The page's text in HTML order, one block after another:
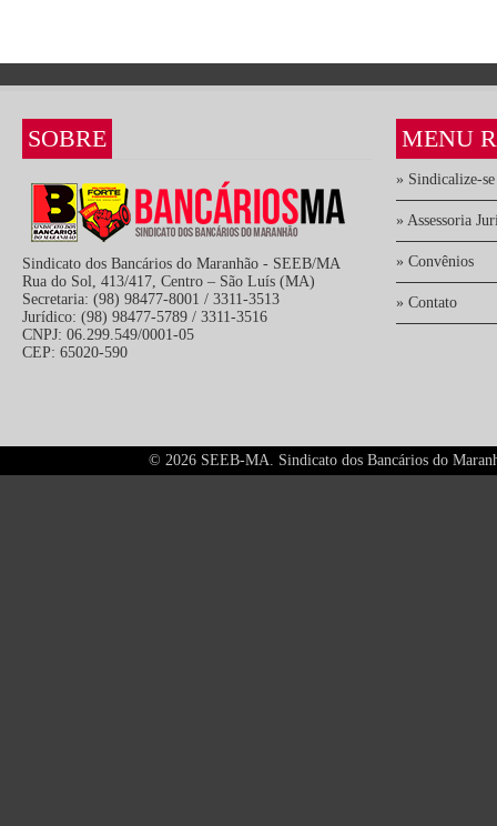
SOBRE
Sindicato dos Bancários do Maranhão - SEEB/MA
Rua do Sol, 413/417, Centro – São Luís (MA)
Secretaria: (98) 98477-8001 / 3311-3513
Jurídico: (98) 98477-5789 / 3311-3516
CNPJ: 06.299.549/0001-05
CEP: 65020-590
MENU
» Sindicalize-se
» Assessoria
» Convênios
» Contato
© 2026 SEEB-MA. Sindicato dos Bancários do